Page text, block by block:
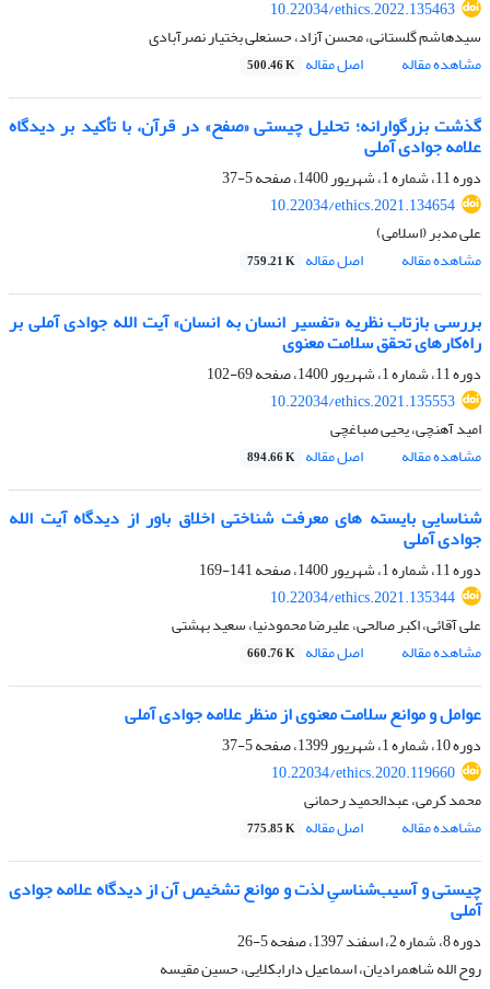
10.22034/ethics.2022.135463
سیدهاشم گلستانی، محسن آزاد، حسنعلی بختیار نصرآبادی
مشاهده مقاله
اصل مقاله 500.46 K
گذشت بزرگوارانه؛ تحلیل چیستی «صفح» در قرآن، با تأکید بر دیدگاه
علامه جوادی آملی
دوره 11، شماره 1، شهریور 1400، صفحه
5-37
10.22034/ethics.2021.134654
علی مدبر (اسلامی)
مشاهده مقاله
اصل مقاله 759.21 K
بررسی بازتاب نظریه «تفسیر انسان به انسان» آیت الله جوادی آملی بر
راه‌کارهای تحقق سلامت معنوی
دوره 11، شماره 1، شهریور 1400، صفحه
69-102
10.22034/ethics.2021.135553
امید آهنچی، یحیی صباغچی
مشاهده مقاله
اصل مقاله 894.66 K
شناسایی بایسته های معرفت شناختی اخلاق باور از دیدگاه آیت الله
جوادی آملی
دوره 11، شماره 1، شهریور 1400، صفحه
141-169
10.22034/ethics.2021.135344
علی آقائی، اکبر صالحی، علیرضا محمودنیا، سعید بهشتی
مشاهده مقاله
اصل مقاله 660.76 K
عوامل و موانع سلامت معنوی از منظر علامه جوادی آملی
دوره 10، شماره 1، شهریور 1399، صفحه
5-37
10.22034/ethics.2020.119660
محمد کرمی، عبدالحمید رحمانی
مشاهده مقاله
اصل مقاله 775.85 K
چیستی و آسیب‌شناسیِ لذت و موانع تشخیص آن از دیدگاه علامه جوادی
آملی
دوره 8، شماره 2، اسفند 1397، صفحه
5-26
روح الله شاهمرادیان، اسماعیل دارابکلایی، حسین مقیسه